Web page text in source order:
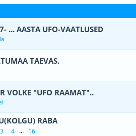
... AASTA UFO-VAATLUSED
TAEVAS.
VOLKE "UFO RAAMAT"..0 Hääle(d) - 0
RABA
3 4 ... 16